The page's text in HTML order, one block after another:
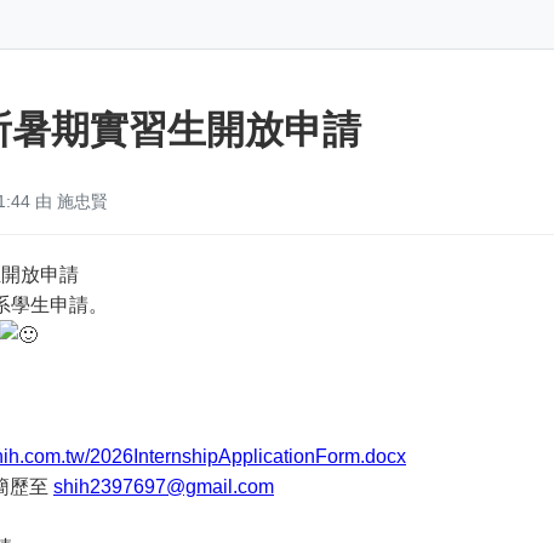
期實習生開放申請
由 施忠賢
放申請
生申請。
2026InternshipApplicationForm.docx
歷至 shih2397697@gmail.com